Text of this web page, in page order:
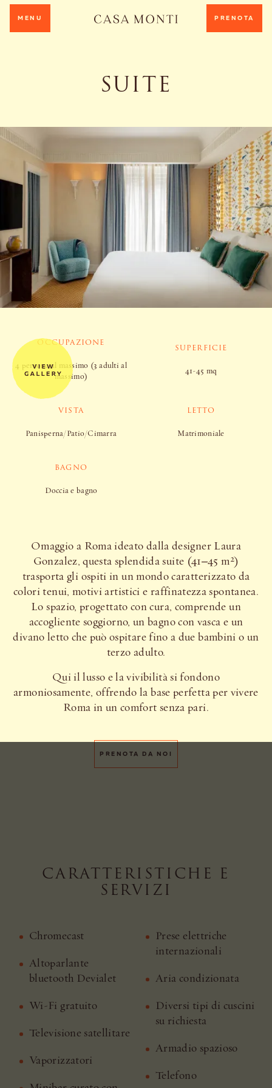
MENU PRENOTA
SUITE
OCCUPAZIONE
4 persone al massimo (3 adulti al
massimo)
SUPERFICIE
41-45 mq
VISTA
Panisperna/Patio/Cimarra
LETTO
Matrimoniale
BAGNO
Doccia e bagno
Omaggio a Roma ideato dalla designer Laura
Gonzalez, questa splendida suite (41–45 m²)
trasporta gli ospiti in un mondo caratterizzato da
colori tenui, motivi artistici e raffinatezza spontanea.
Lo spazio, progettato con cura, comprende un
accogliente soggiorno, un bagno con vasca e un
divano letto che può ospitare fino a due bambini o un
terzo adulto.
Qui il lusso e la vivibilità si fondono
armoniosamente, offrendo la base perfetta per vivere
Roma in un comfort senza pari.
PRENOTA DA NOI
CARATTERISTICHE E
SERVIZI
Chromecast
Altoparlante
bluetooth Devialet
Wi-Fi gratuito
Televisione satellitare
Vaporizzatori
Prese elettriche
internazionali
Aria condizionata
Diversi tipi di cuscini
su richiesta
Armadio spazioso
Telefono